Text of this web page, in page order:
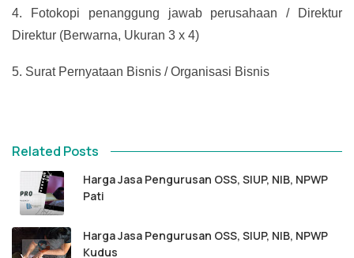
4.
Fotokopi penanggung jawab perusahaan / Direktur
Direktur (Berwarna, Ukuran 3 x 4)
5. Surat Pernyataan Bisnis / Organisasi Bisnis
Related Posts
Harga Jasa Pengurusan OSS, SIUP, NIB, NPWP
Pati
Harga Jasa Pengurusan OSS, SIUP, NIB, NPWP
Kudus